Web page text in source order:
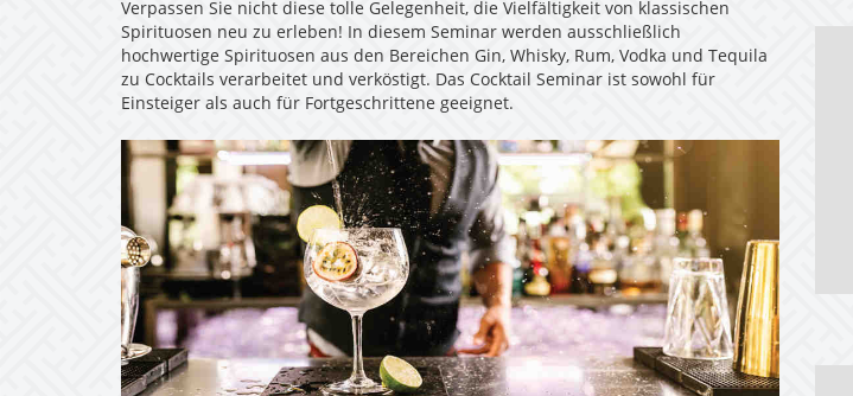
Verpassen Sie nicht diese tolle Gelegenheit, die Vielfältigkeit von klassischen
Spirituosen neu zu erleben! In diesem Seminar werden ausschließlich
hochwertige Spirituosen aus den Bereichen Gin, Whisky, Rum, Vodka und Tequila
zu Cocktails verarbeitet und verköstigt. Das Cocktail Seminar ist sowohl für
Einsteiger als auch für Fortgeschrittene geeignet.